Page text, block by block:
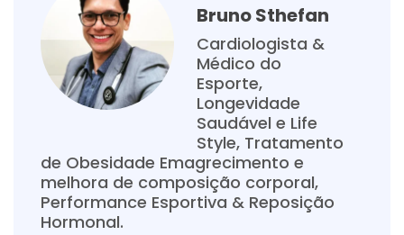
Bruno Sthefan
Cardiologista &
Médico do
Esporte,
Longevidade
Saudável e Life
Style, Tratamento
de Obesidade Emagrecimento e
melhora de composição corporal,
Performance Esportiva & Reposição
Hormonal.